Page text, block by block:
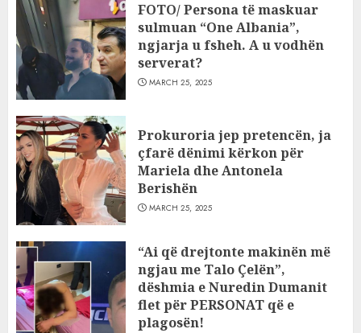
FOTO/ Persona të maskuar
sulmuan “One Albania”,
ngjarja u fsheh. A u vodhën
serverat?
MARCH 25, 2025
Prokuroria jep pretencën, ja
çfarë dënimi kërkon për
Mariela dhe Antonela
Berishën
MARCH 25, 2025
“Ai që drejtonte makinën më
ngjau me Talo Çelën”,
dëshmia e Nuredin Dumanit
flet për PERSONAT që e
plagosën!